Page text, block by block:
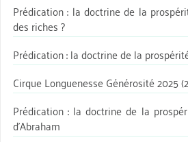
Prédication : la doctrine de la
des riches ?
Prédication : la doctrine de la
Cirque Longuenesse Générosité 2025
Prédication : la doctrine de la
d’Abraham